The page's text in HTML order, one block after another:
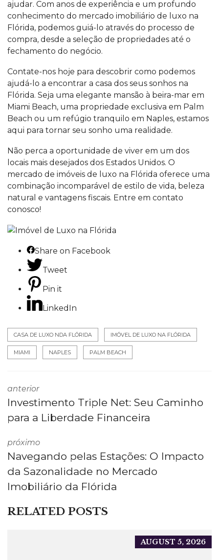
ajudar. Com anos de experiência e um profundo
conhecimento do mercado imobiliário de luxo na
Flórida, podemos guiá-lo através do processo de
compra, desde a seleção de propriedades até o
fechamento do negócio.
Contate-nos hoje para descobrir como podemos
ajudá-lo a encontrar a casa dos seus sonhos na
Flórida. Seja uma elegante mansão à beira-mar em
Miami Beach, uma propriedade exclusiva em Palm
Beach ou um refúgio tranquilo em Naples, estamos
aqui para tornar seu sonho uma realidade.
Não perca a oportunidade de viver em um dos
locais mais desejados dos Estados Unidos. O
mercado de imóveis de luxo na Flórida oferece uma
combinação incomparável de estilo de vida, beleza
natural e vantagens fiscais. Entre em contato
conosco!
Share on Facebook
Tweet
Pin it
LinkedIn
CASA DE LUXO NDA FLÓRIDA IMÓVEL DE LUXO NA FLÓRIDA
MIAMI NAPLES PALM BEACH
anterior
Investimento Triple Net: Seu Caminho
para a Liberdade Financeira
próximo
Navegando pelas Estações: O Impacto
da Sazonalidade no Mercado
Imobiliário da Flórida
RELATED POSTS
AUGUST 5, 2026